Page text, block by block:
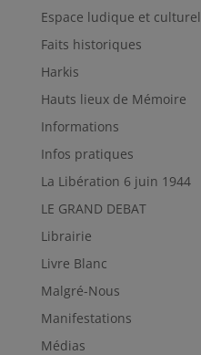
Espace ludique et culturel
Faits historiques
Harkis
Hauts lieux de Mémoire
Informations
Infos pratiques
La Libération 6 juin 1944
LE GRAND DEBAT
Librairie
Livre Blanc
Malgré-Nous
Manifestations
Médias